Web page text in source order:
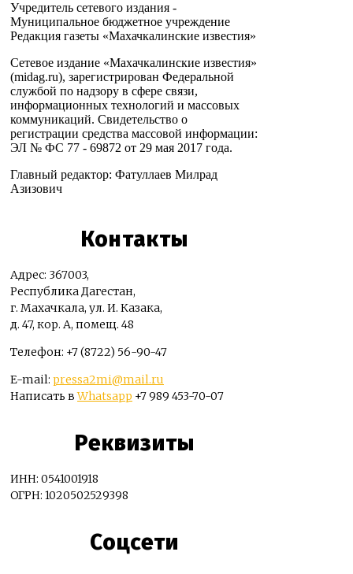
Учредитель сетевого издания -
Муниципальное бюджетное учреждение
Редакция газеты «Махачкалинские известия»
Сетевое издание «Махачкалинские известия»
(midag.ru), зарегистрирован Федеральной
службой по надзору в сфере связи,
информационных технологий и массовых
коммуникаций. Свидетельство о
регистрации средства массовой информации:
ЭЛ № ФС 77 - 69872 от 29 мая 2017 года.
Главный редактор: Фатуллаев Милрад
Азизович
Контакты
Адрес: 367003,
Республика Дагестан,
г. Махачкала, ул. И. Казака,
д. 47, кор. А, помещ. 48
Телефон: +7 (8722) 56-90-47
E-mail: pressa2mi@mail.ru
Написать вWhatsapp +7 989 453-70-07
Реквизиты
ИНН: 0541001918
ОГРН: 1020502529398
Соцсети